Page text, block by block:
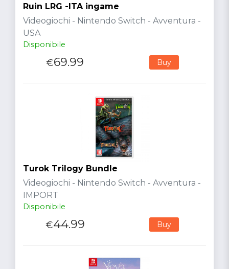
Ruin LRG -ITA ingame
Videogiochi - Nintendo Switch - Avventura -
USA
Disponibile
€69.99 Buy
Turok Trilogy Bundle
Videogiochi - Nintendo Switch - Avventura -
IMPORT
Disponibile
€44.99 Buy